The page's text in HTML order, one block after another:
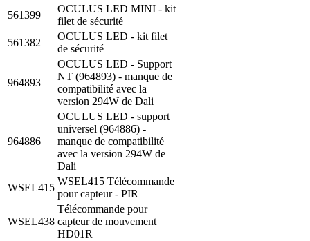
561399
OCULUS LED MINI - kit
filet de sécurité
561382
OCULUS LED - kit filet
de sécurité
964893
OCULUS LED - Support
NT (964893) - manque de
compatibilité avec la
version 294W de Dali
964886
OCULUS LED - support
universel (964886) -
manque de compatibilité
avec la version 294W de
Dali
WSEL415
WSEL415 Télécommande
pour capteur - PIR
WSEL438
Télécommande pour
capteur de mouvement
HD01R